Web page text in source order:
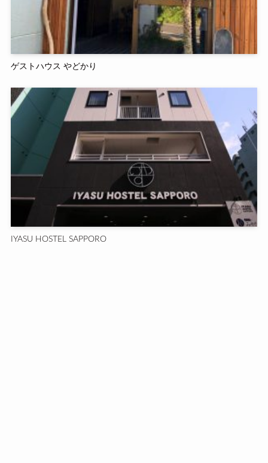
ゲストハウス やどかり
IYASU HOSTEL SAPPORO